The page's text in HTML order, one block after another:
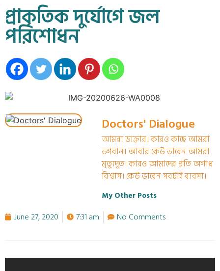
প্রাকৃতিক দুর্যোগে জল
পরিশোধন
Doctors' Dialogue
আমরা ডাক্তার। কারও কাছে আমরা
ভগবান। আবার কেউ ভাবেন আমরা
মৃত্যুদূত। কারও আমাদের প্রতি অগাধ
বিশ্বাস। কেউ ভাবেন সবটাই ব্যবসা।
My Other Posts
June 27, 2020 7:31 am No Comments